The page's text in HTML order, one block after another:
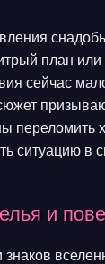
план
сейчас
переломить
ситуацию в
и